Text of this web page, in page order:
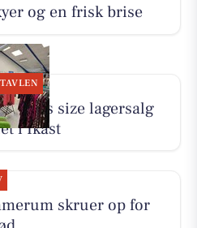
og en frisk brise
plus size lagersalg
i Ikast
skruer op for